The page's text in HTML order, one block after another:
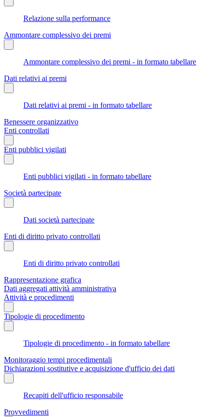
Relazione sulla performance
Ammontare complessivo dei premi
Ammontare complessivo dei premi - in formato tabellare
Dati relativi ai premi
Dati relativi ai premi - in formato tabellare
Benessere organizzativo
Enti controllati
Enti pubblici vigilati
Enti pubblici vigilati - in formato tabellare
Società partecipate
Dati società partecipate
Enti di diritto privato controllati
Enti di diritto privato controllati
Rappresentazione grafica
Dati aggregati attività amministrativa
Attività e procedimenti
Tipologie di procedimento
Tipologie di procedimento - in formato tabellare
Monitoraggio tempi procedimentali
Dichiarazioni sostitutive e acquisizione d'ufficio dei dati
Recapiti dell'ufficio responsabile
Provvedimenti